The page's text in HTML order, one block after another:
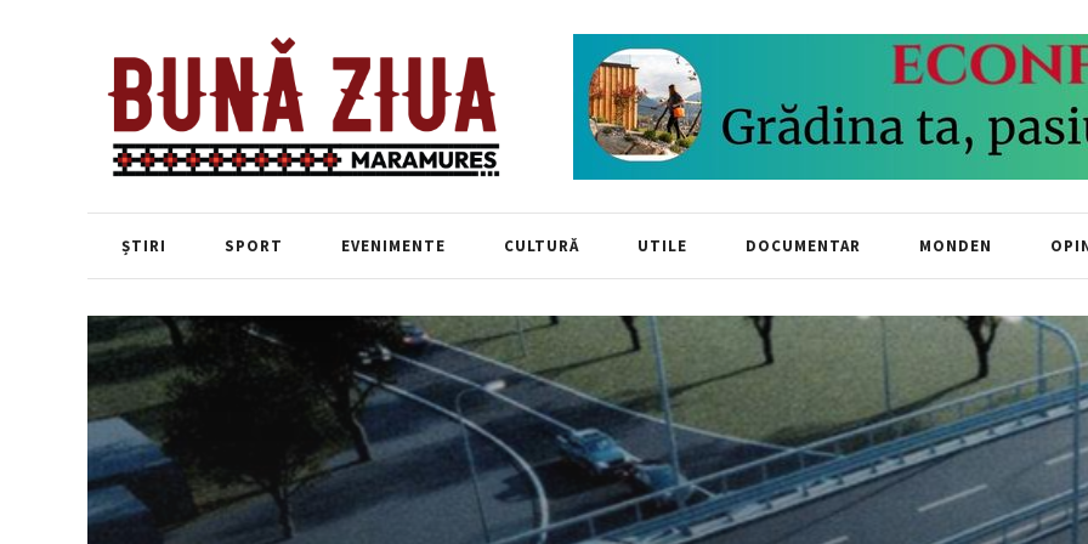
ȘTIRI SPORT EVENIMENTE CULTURĂ UTILE DOCUMENTAR MONDEN